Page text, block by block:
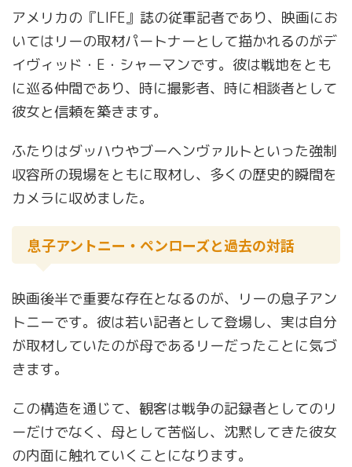
アメリカの『LIFE』誌の従軍記者であり、映画にお
いてはリーの取材パートナーとして描かれるのがデ
イヴィッド・E・シャーマンです。彼は戦地をとも
に巡る仲間であり、時に撮影者、時に相談者として
彼女と信頼を築きます。
ふたりはダッハウやブーヘンヴァルトといった強制
収容所の現場をともに取材し、多くの歴史的瞬間を
カメラに収めました。
息子アントニー・ペンローズと過去の対話
映画後半で重要な存在となるのが、リーの息子アン
トニーです。彼は若い記者として登場し、実は自分
が取材していたのが母であるリーだったことに気づ
きます。
この構造を通じて、観客は戦争の記録者としてのリ
ーだけでなく、母として苦悩し、沈黙してきた彼女
の内面に触れていくことになります。